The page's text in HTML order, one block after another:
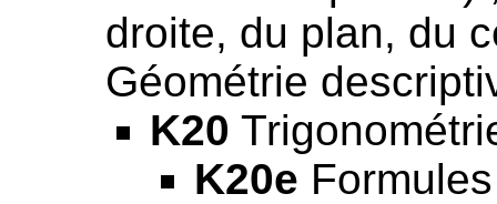
droite, du plan, du
Géométrie
K20
K20e